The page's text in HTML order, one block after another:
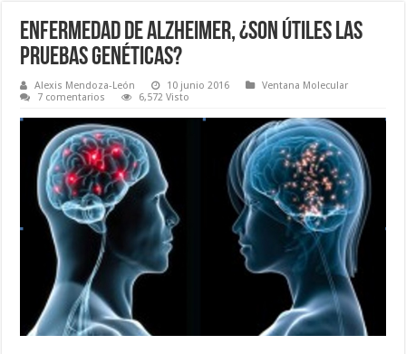
Enfermedad de Alzheimer, ¿son útiles las
pruebas genéticas?
Alexis Mendoza-León 10 junio 2016
Ventana Molecular
7 comentarios
6,572 Visto